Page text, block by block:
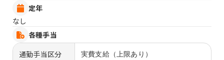
定年
なし
各種手当
通勤手当区分
実費支給（上限あり）